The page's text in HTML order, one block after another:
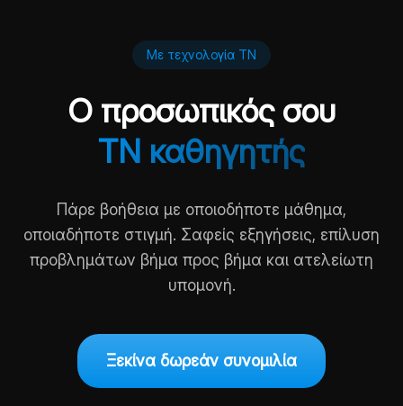
Με τεχνολογία ΤΝ
Ο προσωπικός σου
ΤΝ καθηγητής
Πάρε βοήθεια με οποιοδήποτε μάθημα,
οποιαδήποτε στιγμή. Σαφείς εξηγήσεις, επίλυση
προβλημάτων βήμα προς βήμα και ατελείωτη
υπομονή.
Ξεκίνα δωρεάν συνομιλία